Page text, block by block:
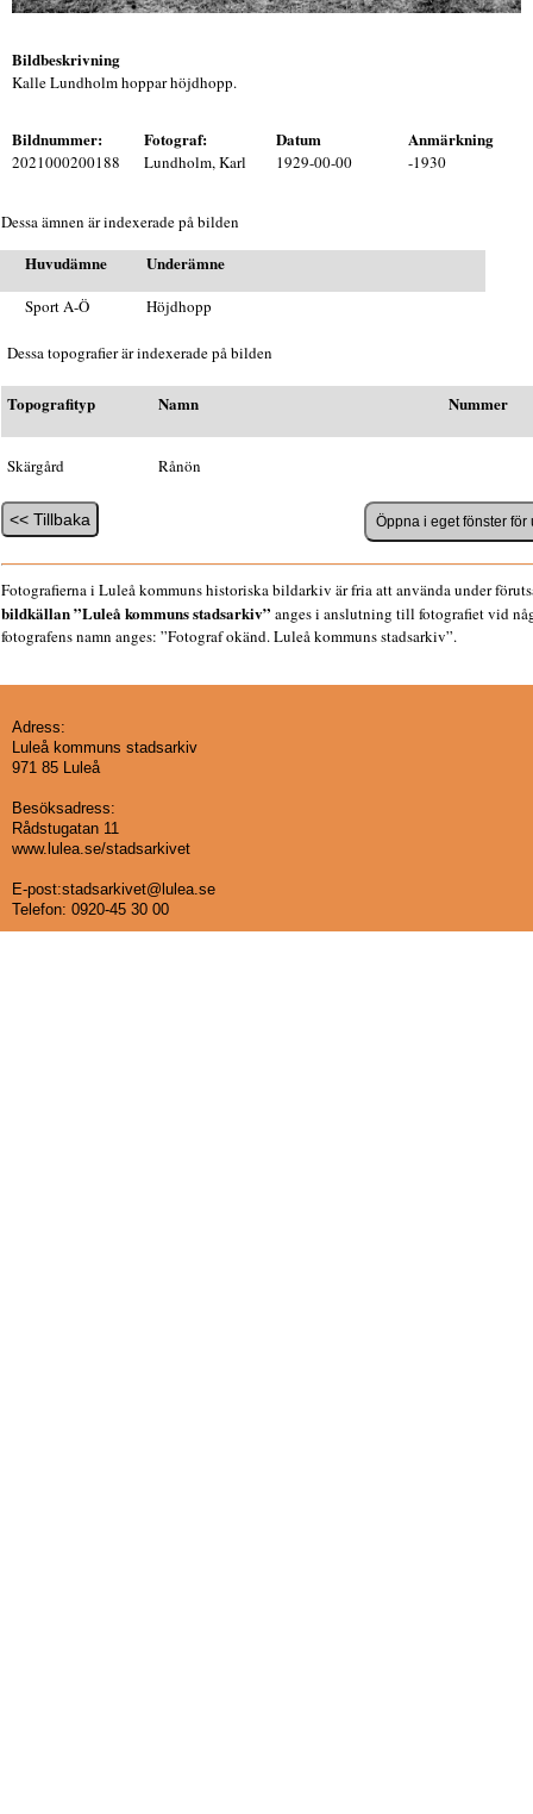
Bildbeskrivning
Kalle Lundholm hoppar höjdhopp.
Bildnummer:
2021000200188
Fotograf:
Lundholm, Karl
Datum
1929-00-00
Anmärkning
-1930
Dessa ämnen är indexerade på bilden
Huvudämne Underämne
Sport A-Ö Höjdhopp
Dessa topografier är indexerade på bilden
Topografityp Namn Nummer
Skärgård Rånön
Fotografierna i Luleå kommuns historiska bildarkiv är fria att använda under
bildkällan ”Luleå kommuns stadsarkiv” anges i anslutning till fotografiet vid
fotografens namn anges: ”Fotograf okänd. Luleå kommuns stadsarkiv”.
Adress:
Luleå kommuns stadsarkiv
971 85 Luleå
Besöksadress:
Rådstugatan 11
www.lulea.se/stadsarkivet
E-post:stadsarkivet@lulea.se
Telefon: 0920-45 30 00